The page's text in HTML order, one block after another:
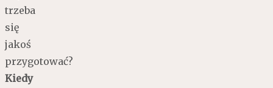
trzeba
się
jakoś
przygotować?
Kiedy